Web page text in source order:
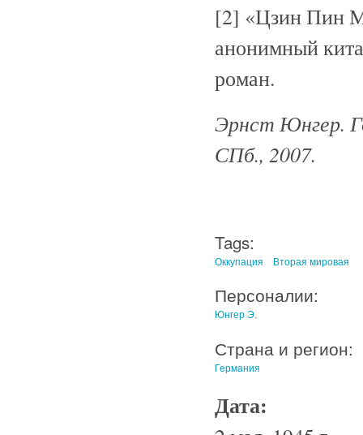
[2] «Цзин Пин
анонимный
роман.
Эрнст Юнгер.
СПб., 2007.
Tags:
Оккупация Вторая мировая
Персоналии:
Юнгер Э.
Страна и регион:
Германия
Дата: